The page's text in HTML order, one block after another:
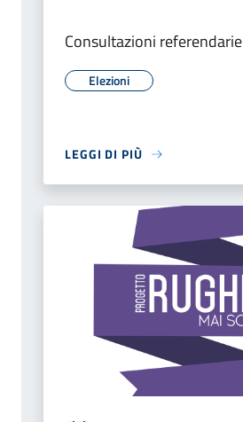
Consultazioni referendarie
Elezioni
LEGGI DI PIÙ